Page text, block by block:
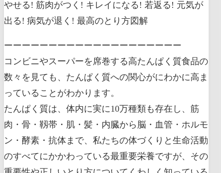
やせる! 筋肉がつく! キレイになる! 若返る! 元気が
出る! 病気が退く! 最高のとり方図解
ーーーーーーーーーーーーーーーーーーーー
コンビニやスーパーを席巻する高たんぱく質食品の
数々を見ても、たんぱく質への関心がにわかに高ま
っていることがわかります。
たんぱく質は、体内に実に10万種類も存在し、筋
肉・骨・靱帯・肌・髪・内臓から脳・血管・ホルモ
ン・酵素・抗体まで、私たちの体づくりと生命活動
のすべてにかかわっている最重要栄養ですが、その